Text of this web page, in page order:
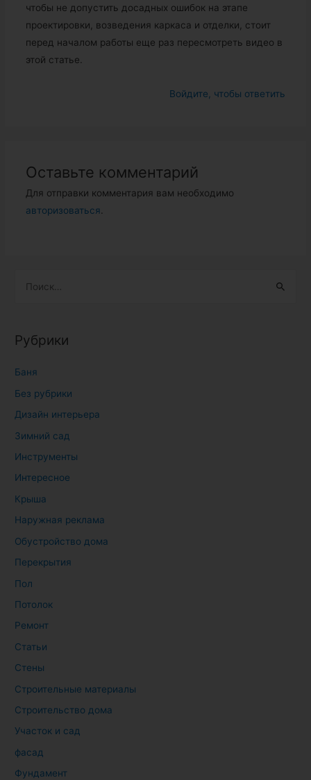
чтобы не допустить досадных ошибок на этапе
проектировки, возведения каркаса и отделки, стоит
перед началом работы еще раз пересмотреть видео в
этой статье.
Войдите, чтобы ответить
Оставьте комментарий
Для отправки комментария вам необходимо
авторизоваться.
т
:
Рубрики
Баня
Без рубрики
Дизайн интерьера
Зимний сад
Инструменты
Интересное
Крыша
Наружная реклама
Обустройство дома
Перекрытия
Пол
Потолок
Ремонт
Статьи
Стены
Строительные материалы
Строительство дома
Участок и сад
фасад
Фундамент